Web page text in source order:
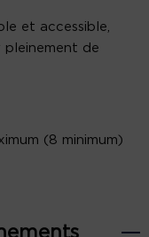
et accessible,
pleinement de
(8 minimum)